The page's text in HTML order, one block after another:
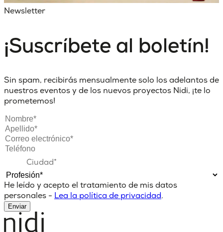
Newsletter
¡Suscríbete al boletín!
Sin spam, recibirás mensualmente solo los adelantos de
nuestros eventos y de los nuevos proyectos Nidi, ¡te lo
prometemos!
He leído y acepto el tratamiento de mis datos
personales - Lea la política de privacidad.
Enviar